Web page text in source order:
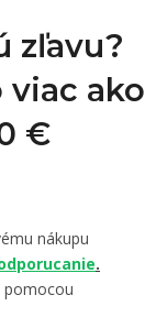
zľavu?
viac ako
€
nákupu
.
pomocou